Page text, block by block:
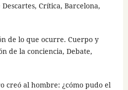
Crítica, Barcelona,
de lo que ocurre. Cuerpo y
de la conciencia, Debate,
creó al hombre: ¿cómo pudo el